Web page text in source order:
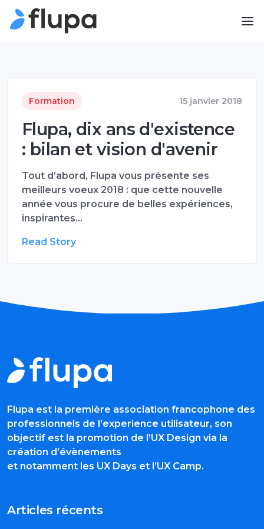
Formation 15 janvier 2018
Flupa, dix ans d'existence
: bilan et vision d'avenir
Tout d’abord, Flupa vous présente ses
meilleurs voeux 2018 : que cette nouvelle
année vous procure de belles expériences,
inspirantes…
Read Story
Flupa est la première association francophone des
professionnels de l’experience utilisateur, son
objectif est la promotion de l’UX Design via la
création d’évènements
et notamment les UX Days et l’UX Camp.
Articles récents